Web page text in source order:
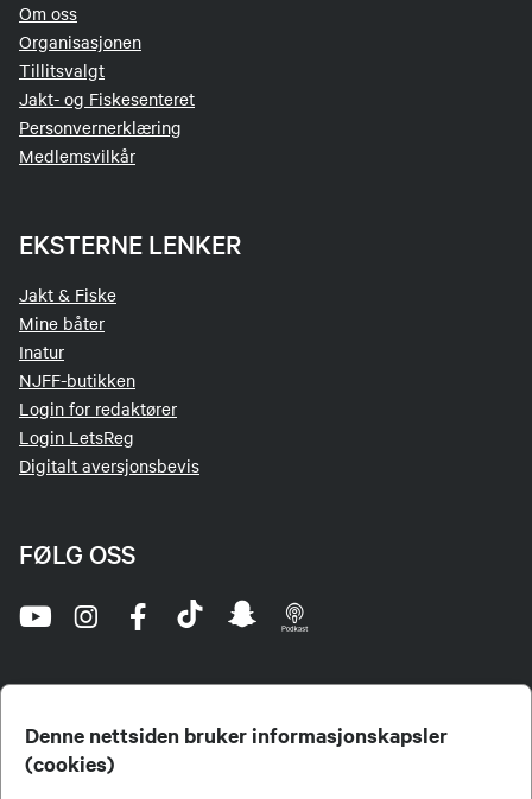
Denne nettsiden bruker informasjonskapsler
(cookies)
Om oss
Organisasjonen
Tillitsvalgt
Jakt- og Fiskesenteret
Personvernerklæring
Medlemsvilkår
EKSTERNE LENKER
Jakt & Fiske
Mine båter
Inatur
NJFF-butikken
Login for redaktører
Login LetsReg
Digitalt aversjonsbevis
FØLG OSS